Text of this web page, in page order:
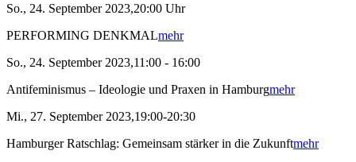
So., 24. September 2023,20:00 Uhr
PERFORMING DENKMALmehr
So., 24. September 2023,11:00 - 16:00
Antifeminismus – Ideologie und Praxen in Hamburgmehr
Mi., 27. September 2023,19:00-20:30
Hamburger Ratschlag: Gemeinsam stärker in die Zukunftmehr